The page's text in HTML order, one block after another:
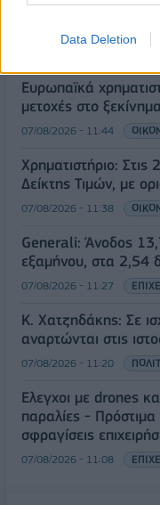
Data Deletion
Ατρόμητος και
της συνεργασίας
Ευρωπαϊκά
μετοχές στο
07/08/2026 - 11:44
Χρηματιστήριο:
Δείκτης Τιμών, με
07/08/2026 - 11:38
Generali: Άνοδος
εξαμήνου, στα 2,54
07/08/2026 - 11:27
Κ. Χατζηδάκης: Σε
αναρτώνται στις
07/08/2026 - 11:20
Έλεγχοι με drones
παραλίες -
σφραγίσεις
07/08/2026 - 11:08